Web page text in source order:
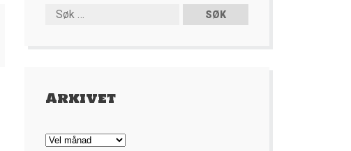
Arkivet
Arkivet